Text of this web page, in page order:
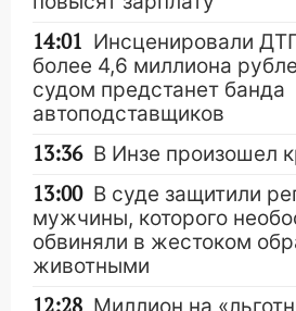
14:01 Инсценировали
более 4,6 миллиона
судом предстанет банда
автоподставщиков
13:36 В Инзе произошел
13:00 В суде защитили
мужчины, которого
обвиняли в жестоком
животными